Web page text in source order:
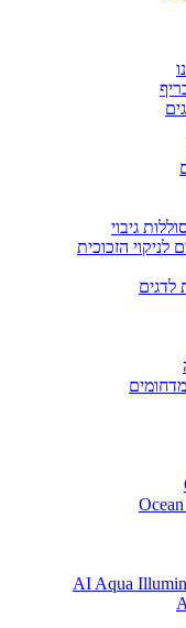
גיבוי
לניקוי הזכוכית
לדגים